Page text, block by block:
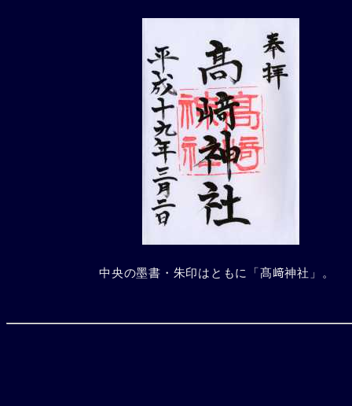
中央の墨書・朱印はともに「髙﨑神社」。